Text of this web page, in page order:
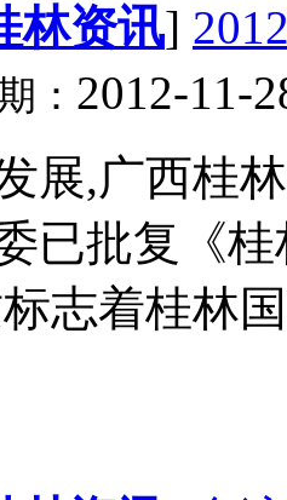
林资讯]
： 2012-11-
展,广西桂
已批复《
志着桂林